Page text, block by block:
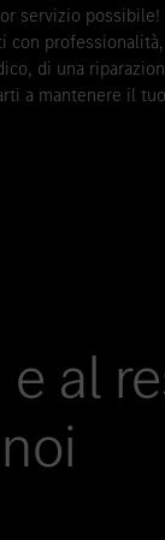
servizio
di una
a mantenere il
al